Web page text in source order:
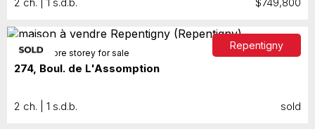
Repentigny
Two or more storey for sale
274, Boul. de L'Assomption
2 ch. | 1 s.d.b. sold